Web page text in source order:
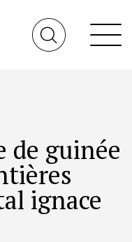
de guinée
ignace